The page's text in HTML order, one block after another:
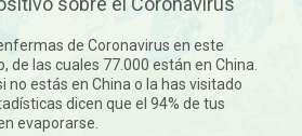
de Coronavirus en este
de las cuales 77.000 están en China.
no estás en China o la has visitado
dicen que el 94% de tus
evaporarse.